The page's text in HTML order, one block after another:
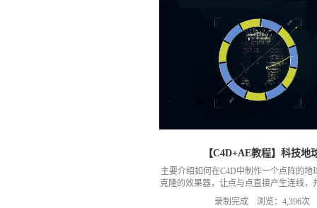
【C4D+AE教程】科技地
主要介绍如何在C4D中制作一个点阵的地
克隆的效果器，让点与点直接产生连线，
运动等处理，制作出一个科技感的地
录制完成 浏览：4,396次